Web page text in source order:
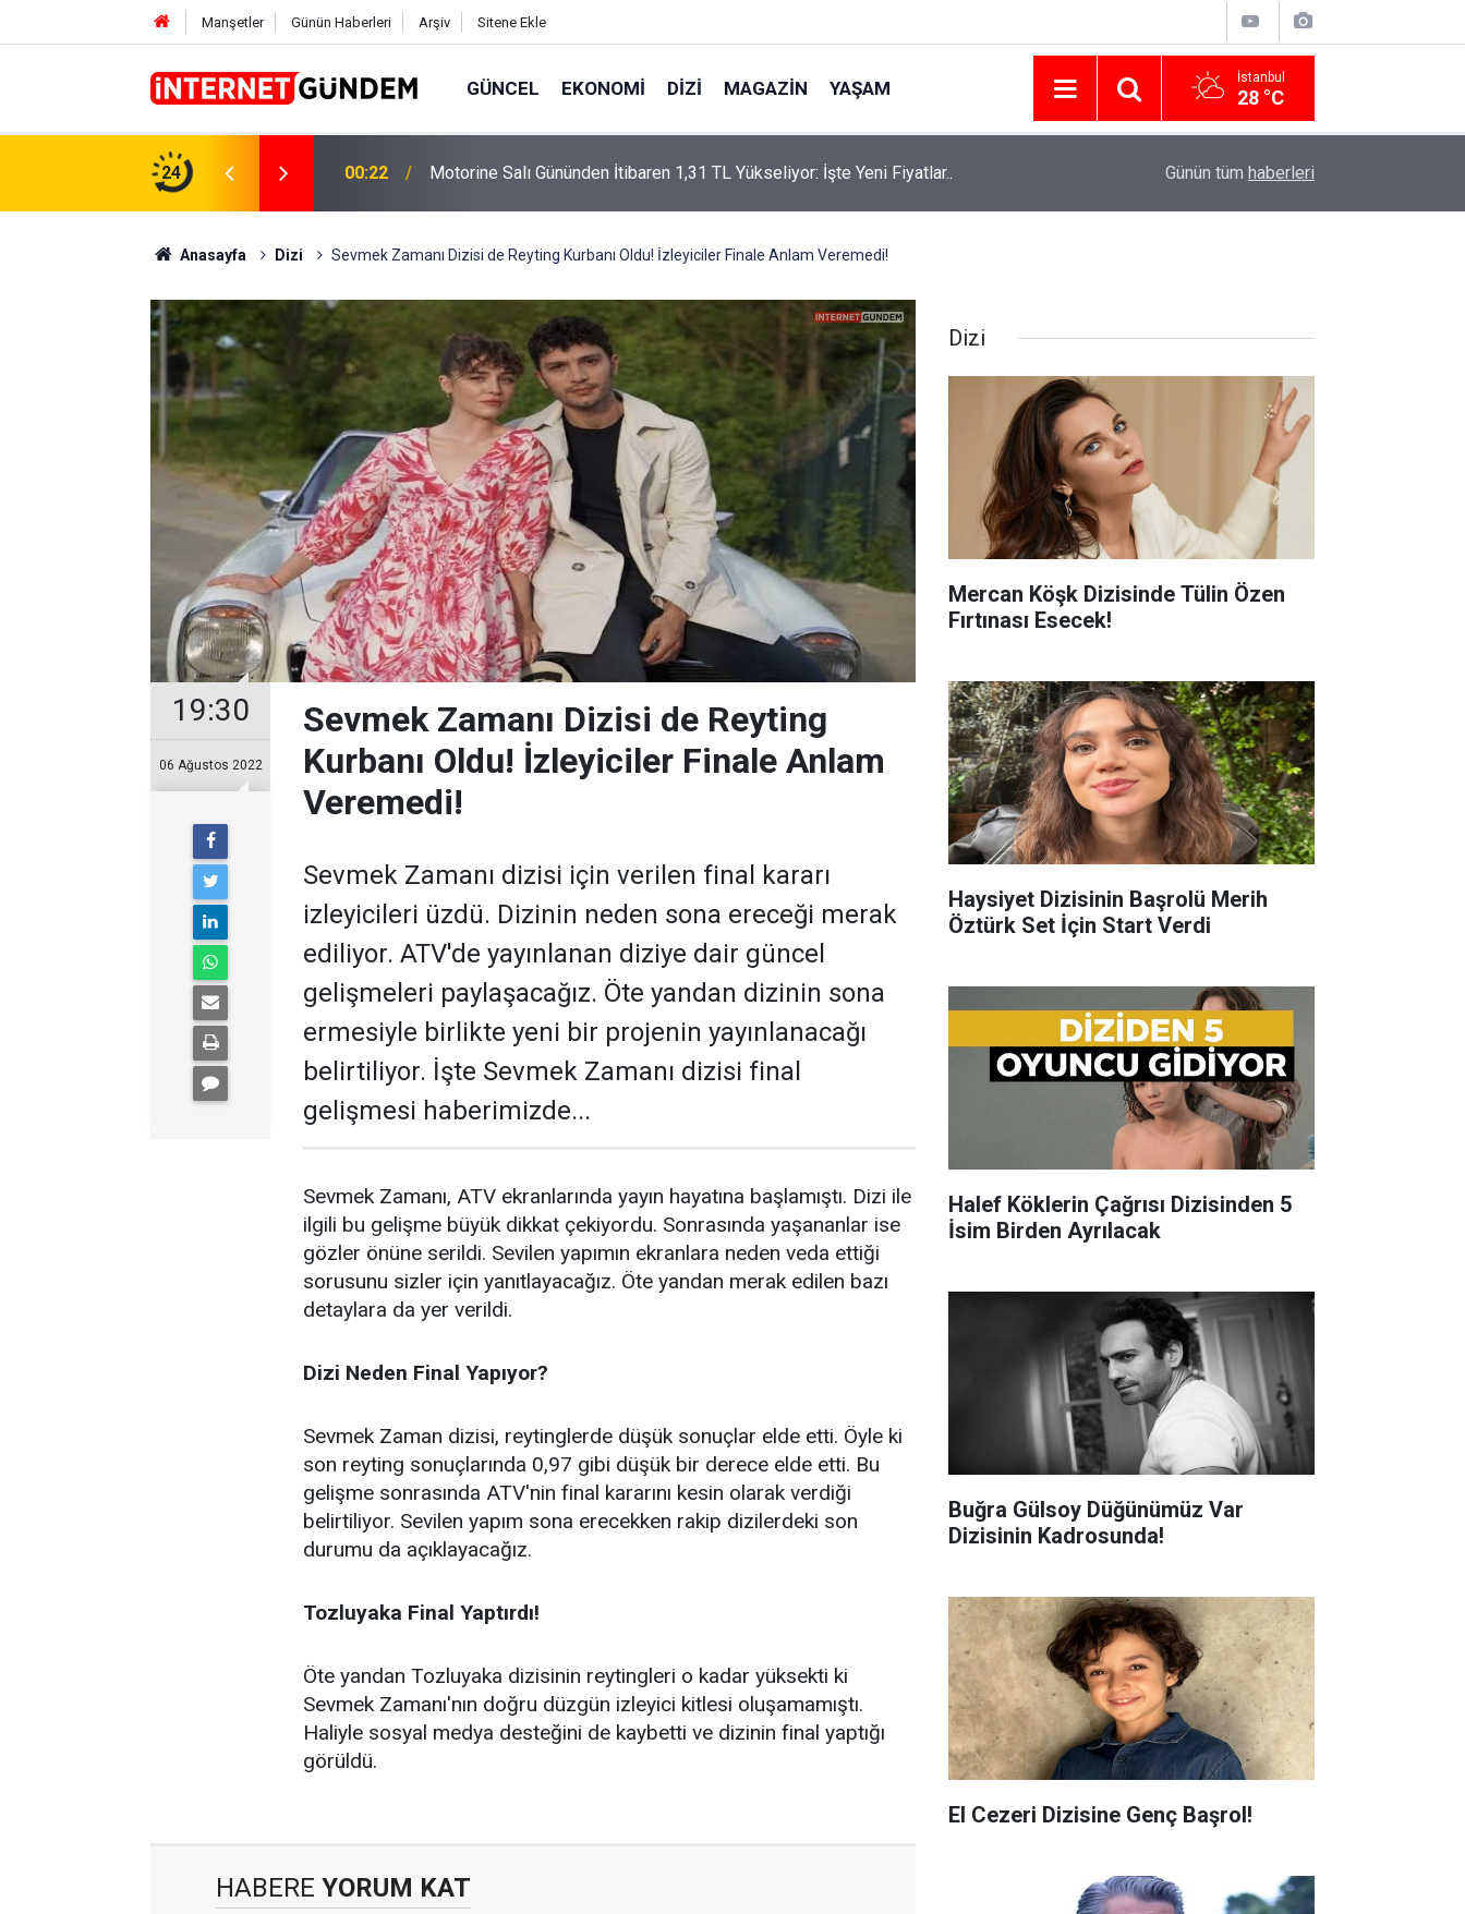
Manşetler Günün Haberleri Arşiv Sitene Ekle
GÜNCEL EKONOMI DIZI MAGAZIN YAŞAM İstanbul
28 °C
24
TL Yükseliyor: İşte Yeni Fiyatlar.. 15:58
Neşet Ertaş’a “Bozkırın Tezenesi” Lakabını Kim Verdi? Beyaz’la Joker
Sorusunun Cevabı Merak Edildi
Günün tüm haberleri
Anasayfa Dizi Sevmek Zamanı Dizisi de Reyting Kurbanı Oldu! İzleyiciler Finale Anlam Veremedi!
19:30
06 Ağustos 2022
Sevmek Zamanı Dizisi de Reyting
Kurbanı Oldu! İzleyiciler Finale Anlam
Veremedi!
Sevmek Zamanı dizisi için verilen final kararı
izleyicileri üzdü. Dizinin neden sona ereceği merak
ediliyor. ATV'de yayınlanan diziye dair güncel
gelişmeleri paylaşacağız. Öte yandan dizinin sona
ermesiyle birlikte yeni bir projenin yayınlanacağı
belirtiliyor. İşte Sevmek Zamanı dizisi final
gelişmesi haberimizde...
Sevmek Zamanı, ATV ekranlarında yayın hayatına başlamıştı. Dizi ile
ilgili bu gelişme büyük dikkat çekiyordu. Sonrasında yaşananlar ise
gözler önüne serildi. Sevilen yapımın ekranlara neden veda ettiği
sorusunu sizler için yanıtlayacağız. Öte yandan merak edilen bazı
detaylara da yer verildi.
Dizi Neden Final Yapıyor?
Sevmek Zaman dizisi, reytinglerde düşük sonuçlar elde etti. Öyle ki
son reyting sonuçlarında 0,97 gibi düşük bir derece elde etti. Bu
gelişme sonrasında ATV'nin final kararını kesin olarak verdiği
belirtiliyor. Sevilen yapım sona erecekken rakip dizilerdeki son
durumu da açıklayacağız.
Tozluyaka Final Yaptırdı!
Öte yandan Tozluyaka dizisinin reytingleri o kadar yüksekti ki
Sevmek Zamanı'nın doğru düzgün izleyici kitlesi oluşamamıştı.
Haliyle sosyal medya desteğini de kaybetti ve dizinin final yaptığı
görüldü.
HABERE YORUM KAT
Dizi
Mercan Köşk Dizisinde Tülin Özen
Fırtınası Esecek!
Haysiyet Dizisinin Başrolü Merih
Öztürk Set İçin Start Verdi
Halef Köklerin Çağrısı Dizisinden 5
İsim Birden Ayrılacak
Buğra Gülsoy Düğünümüz Var
Dizisinin Kadrosunda!
El Cezeri Dizisine Genç Başrol!